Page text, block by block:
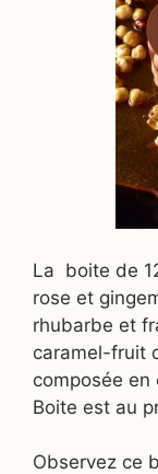
La boite de
rose et
rhubarbe et
caramel-fruit
composée en
Boite est au
Observez ce